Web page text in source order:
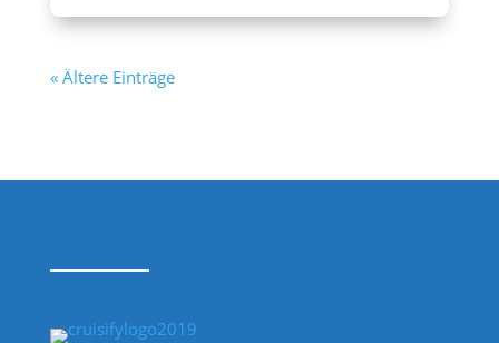
« Ältere Einträge